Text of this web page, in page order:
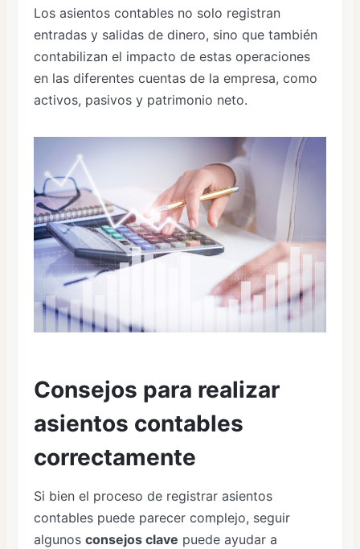
Los asientos contables no solo registran
entradas y salidas de dinero, sino que también
contabilizan el impacto de estas operaciones
en las diferentes cuentas de la empresa, como
activos, pasivos y patrimonio neto.
Consejos para realizar
asientos contables
correctamente
Si bien el proceso de registrar asientos
contables puede parecer complejo, seguir
algunos consejos clave puede ayudar a